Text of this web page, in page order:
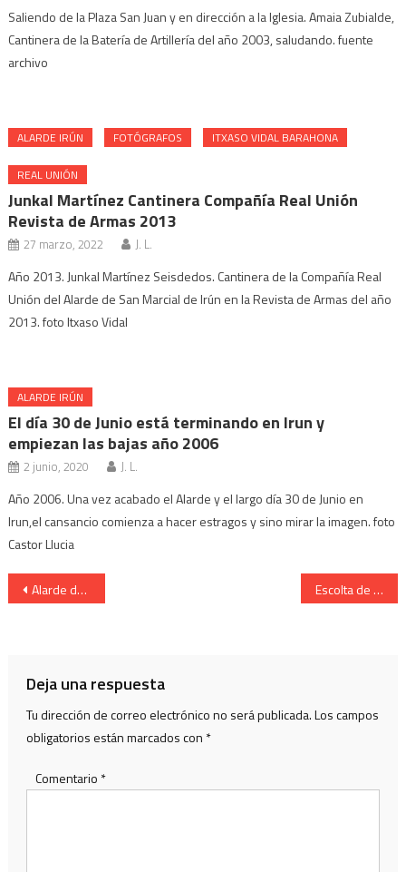
Saliendo de la Plaza San Juan y en dirección a la Iglesia. Amaia Zubialde,
Cantinera de la Batería de Artillería del año 2003, saludando. fuente
archivo
ALARDE IRÚN FOTÓGRAFOS ITXASO VIDAL BARAHONA
REAL UNIÓN
Junkal Martínez Cantinera Compañía Real Unión
Revista de Armas 2013
27 marzo, 2022 J. L.
Año 2013. Junkal Martínez Seisdedos. Cantinera de la Compañía Real
Unión del Alarde de San Marcial de Irún en la Revista de Armas del año
2013. foto Itxaso Vidal
ALARDE IRÚN
El día 30 de Junio está terminando en Irun y
empiezan las bajas año 2006
2 junio, 2020 J. L.
Año 2006. Una vez acabado el Alarde y el largo día 30 de Junio en
Irun,el cansancio comienza a hacer estragos y sino mirar la imagen. foto
Castor Llucia
Navegación
Alarde de San Marcial de Irun. Cantinera de Artilleria. Escolta de Caballería Cantinera Guiomar Población monte 2008.
Deja una respuesta
Tu dirección de correo electrónico no será publicada.Los campos
obligatorios están marcados con *
Comentario *